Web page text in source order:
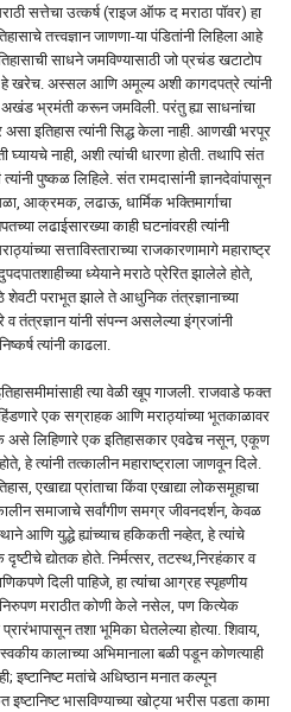
सत्तेचा उत्कर्ष (राइज ऑफ द मराठा पॉवर) हा
तत्त्वज्ञान जाणणा-या पंडितांनी लिहिला आहे
साधने जमविण्यासाठी जो प्रचंड खटाटोप
हे खरेच. अस्सल आणि अमूल्य अशी कागदपत्रे त्यांनी
अखंड भ्रमंती करून जमविली. परंतु ह्या साधनांचा
इतिहास त्यांनी सिद्ध केला नाही. आणखी भरपूर
घ्यायचे नाही, अशी त्यांची धारणा होती. तथापि संत
त्यांनी पुष्कळ लिहिले. संत रामदासांनी ज्ञानदेवांपासून
आक्रमक, लढाऊ, धार्मिक भक्तिमार्गाचा
लढाईसारख्या काही घटनांवरही त्यांनी
सत्ताविस्ताराच्या राजकारणामागे महाराष्ट्र
ध्येयाने मराठे प्रेरित झालेले होते,
शेवटी पराभूत झाले ते आधुनिक तंत्रज्ञानाच्या
तंत्रज्ञान यांनी संपन्न असलेल्या इंग्रजांनी
त्यांनी काढला.
त्या वेळी खूप गाजली. राजवाडे फक्त
हिंडणारे एक सग्राहक आणि मराठ्यांच्या भूतकाळावर
असे लिहिणारे एक इतिहासकार एवढेच नसून, एकूण
हे त्यांनी तत्कालीन महाराष्ट्राला जाणवून दिले.
एखाद्या प्रांताचा किंवा एखाद्या लोकसमूहाचा
समाजाचे सर्वांगीण समग्र जीवनदर्शन, केवळ
आणि युद्धे ह्यांच्याच हकिकती नव्हेत, हे त्यांचे
द्योतक होते. निर्मत्सर, तटस्थ,निरहंकार व
दिली पाहिजे, हा त्यांचा आग्रह स्पृहणीय
मराठीत कोणी केले नसेल, पण कित्येक
प्रारंभापासून तशा भूमिका घेतलेल्या होत्या. शिवाय,
कालाच्या अभिमानाला बळी पडून कोणत्याही
इष्टानिष्ट मतांचे अधिष्ठान मनात कल्पून
भासविण्याच्या खोट्या भरीस पडता कामा